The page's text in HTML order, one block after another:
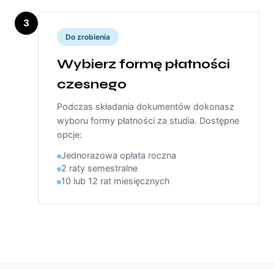
3
Do zrobienia
Wybierz formę płatności
czesnego
Podczas składania dokumentów dokonasz
wyboru formy płatności za studia. Dostępne
opcje:
Jednorazowa opłata roczna
2 raty semestralne
10 lub 12 rat miesięcznych